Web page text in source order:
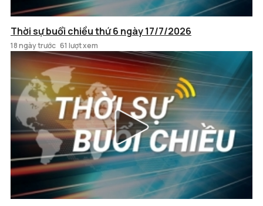
Thời sự buổi chiều thứ 6 ngày 17/7/2026
18 ngày trước 61 lượt xem